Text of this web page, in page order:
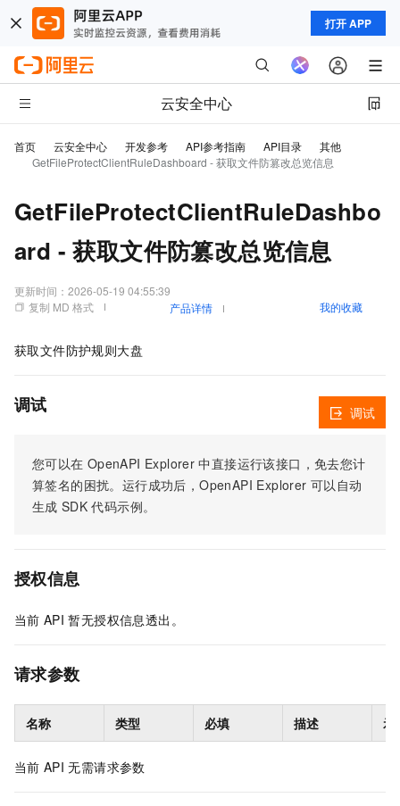
打开 APP
云安全中心
首页 云安全中心 开发参考 API参考指南 API目录
其他
GetFileProtectClientRuleDashboard - 获取文件防篡改总览信息
GetFileProtectClientRuleDashbo
ard - 获取文件防篡改总览信息
更新时间： 2026-05-19 04:55:39
复制 MD 格式
产品详情 我的收藏
获取文件防护规则大盘
调试
您可以在 OpenAPI Explorer 中直接运行该接口，免去您计
算签名的困扰。运行成功后，OpenAPI Explorer 可以自动
生成 SDK 代码示例。
调试
授权信息
当前 API 暂无授权信息透出。
请求参数
名称 类型 必填 描述 示
当前 API 无需请求参数